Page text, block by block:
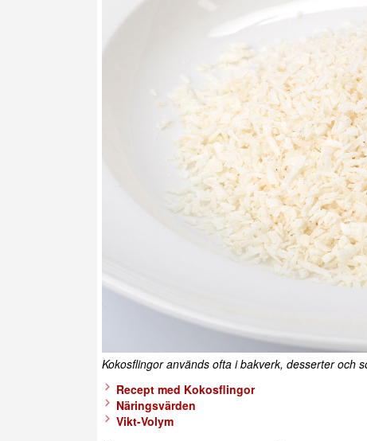
Kokosflingor används ofta i bakverk, desserter och
Recept med Kokosflingor
Näringsvärden
Vikt-Volym